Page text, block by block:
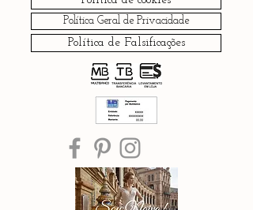
Política Geral de Privacidade
Política de Falsificações